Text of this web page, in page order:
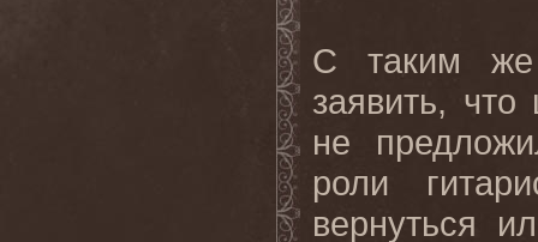
С таким же
заявить,
не
роли
вернуться